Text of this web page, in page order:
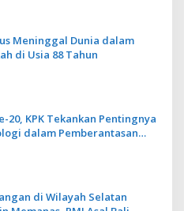
Meninggal Dunia dalam
di Usia 88 Tahun
20, KPK Tekankan Pentingnya
dalam Pemberantasan
di Wilayah Selatan